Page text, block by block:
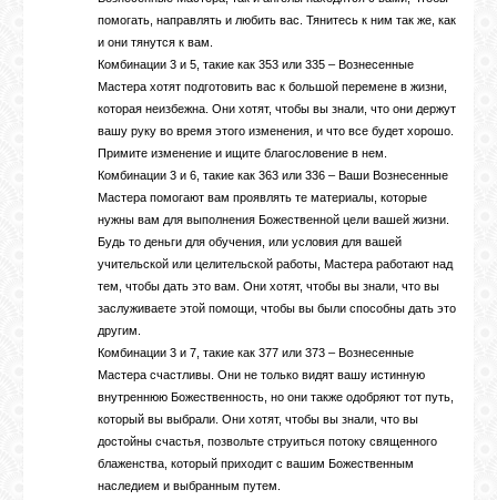
помогать, направлять и любить вас. Тянитесь к ним так же, как
и они тянутся к вам.
Комбинации 3 и 5, такие как 353 или 335 – Вознесенные
Мастера хотят подготовить вас к большой перемене в жизни,
которая неизбежна. Они хотят, чтобы вы знали, что они держут
вашу руку во время этого изменения, и что все будет хорошо.
Примите изменение и ищите благословение в нем.
Комбинации 3 и 6, такие как 363 или 336 – Ваши Вознесенные
Мастера помогают вам проявлять те материалы, которые
нужны вам для выполнения Божественной цели вашей жизни.
Будь то деньги для обучения, или условия для вашей
учительской или целительской работы, Мастера работают над
тем, чтобы дать это вам. Они хотят, чтобы вы знали, что вы
заслуживаете этой помощи, чтобы вы были способны дать это
другим.
Комбинации 3 и 7, такие как 377 или 373 – Вознесенные
Мастера счастливы. Они не только видят вашу истинную
внутреннюю Божественность, но они также одобряют тот путь,
который вы выбрали. Они хотят, чтобы вы знали, что вы
достойны счастья, позвольте струиться потоку священного
блаженства, который приходит с вашим Божественным
наследием и выбранным путем.